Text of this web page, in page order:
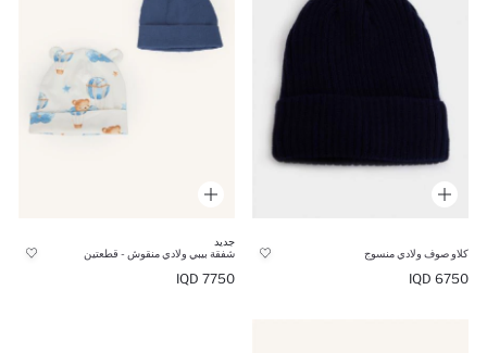
كلاو صوف ولادي منسوج
6750 IQD
جديد
شفقة بيبي ولادي منقوش - قطعتين
7750 IQD